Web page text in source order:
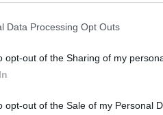
Data Processing Opt Outs
opt-out of the Sharing of my
opt-out of the Sale of my Personal
ότι στον αδερφό του
να κόπηκε
κόκκινο βελάκι - να
και συνοδεύεται